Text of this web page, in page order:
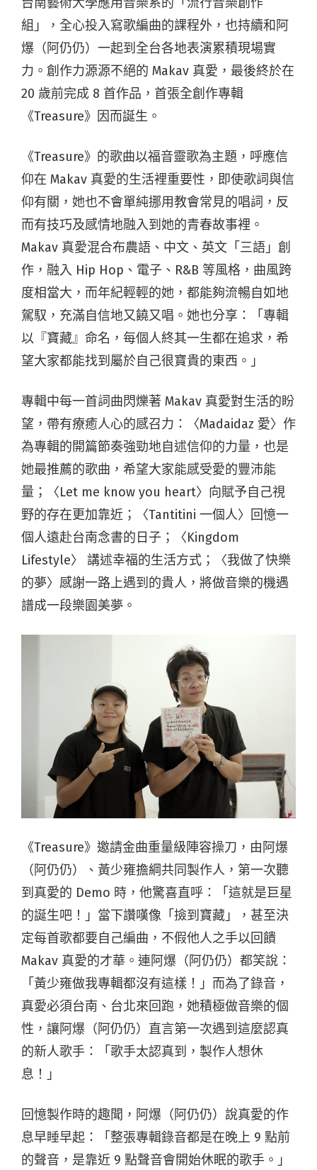
組」，全心投入寫歌編曲的課程外，也持續和阿
爆（阿仍仍）一起到全台各地表演累積現場實
力。創作力源源不絕的 Makav 真愛，最後終於在
20 歲前完成 8 首作品，首張全創作專輯
《Treasure》因而誕生。
《Treasure》的歌曲以福音靈歌為主題，呼應信
仰在 Makav 真愛的生活裡重要性，即使歌詞與信
仰有關，她也不會單純挪用教會常見的唱詞，反
而有技巧及感情地融入到她的青春故事裡。
Makav 真愛混合布農語、中文、英文「三語」創
作，融入 Hip Hop、電子、R&B 等風格，曲風跨
度相當大，而年紀輕輕的她，都能夠流暢自如地
駕馭，充滿自信地又饒又唱。她也分享：「專輯
以『寶藏』命名，每個人終其一生都在追求，希
望大家都能找到屬於自己很寶貴的東西。」
專輯中每一首詞曲閃爍著 Makav 真愛對生活的盼
望，帶有療癒人心的感召力：〈Madaidaz 愛〉作
為專輯的開篇節奏強勁地自述信仰的力量，也是
她最推薦的歌曲，希望大家能感受愛的豐沛能
量；〈Let me know you heart〉向賦予自己視
野的存在更加靠近；〈Tantitini 一個人〉回憶一
個人遠赴台南念書的日子；〈Kingdom
Lifestyle〉 講述幸福的生活方式；〈我做了快樂
的夢〉感謝一路上遇到的貴人，將做音樂的機遇
譜成一段樂園美夢。
《Treasure》邀請金曲重量級陣容操刀，由阿爆
（阿仍仍）、黃少雍擔綱共同製作人，第一次聽
到真愛的 Demo 時，他驚喜直呼：「這就是巨星
的誕生吧！」當下讚嘆像「撿到寶藏」，甚至決
定每首歌都要自己編曲，不假他人之手以回饋
Makav 真愛的才華。連阿爆（阿仍仍）都笑說：
「黃少雍做我專輯都沒有這樣！」而為了錄音，
真愛必須台南、台北來回跑，她積極做音樂的個
性，讓阿爆（阿仍仍）直言第一次遇到這麼認真
的新人歌手：「歌手太認真到，製作人想休
息！」
回憶製作時的趣聞，阿爆（阿仍仍）說真愛的作
息早睡早起：「整張專輯錄音都是在晚上 9 點前
的聲音，是靠近 9 點聲音會開始休眠的歌手。」